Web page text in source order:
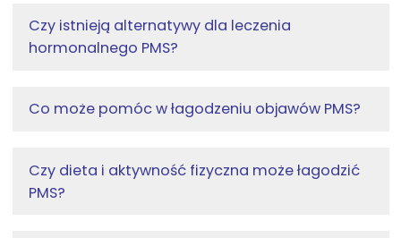
Czy istnieją alternatywy dla leczenia
hormonalnego PMS?
Co może pomóc w łagodzeniu objawów PMS?
Czy dieta i aktywność fizyczna może łagodzić
PMS?